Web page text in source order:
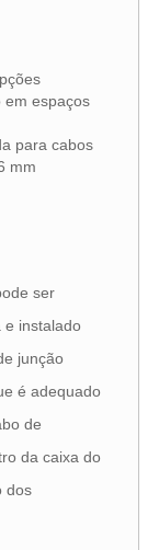
em espaços
para cabos
mm
ser
e instalado
junção
é adequado
de
da caixa do
dos